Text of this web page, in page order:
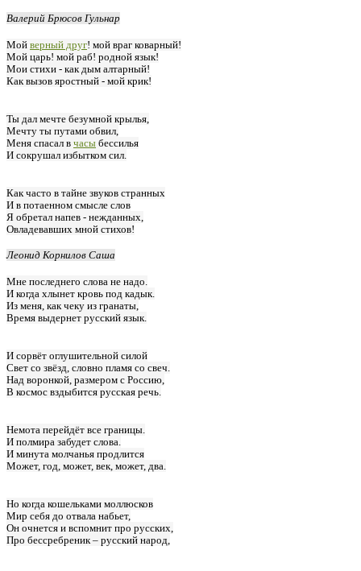
Валерий Брюсов Гульнар
Мой верный друг! мой враг коварный!
Мой царь! мой раб! родной язык!
Мои стихи - как дым алтарный!
Как вызов яростный - мой крик!
Ты дал мечте безумной крылья,
Мечту ты путами обвил,
Меня спасал в часы бессилья
И сокрушал избытком сил.
Как часто в тайне звуков странных
И в потаенном смысле слов
Я обретал напев - нежданных,
Овладевавших мной стихов!
Леонид Корнилов Саша
Мне последнего слова не надо.
И когда хлынет кровь под кадык.
Из меня, как чеку из гранаты,
Время выдернет русский язык.
И сорвёт оглушительной силой
Свет со звёзд, словно пламя со свеч.
Над воронкой, размером с Россию,
В космос вздыбится русская речь.
Немота перейдёт все границы.
И полмира забудет слова.
И минута молчанья продлится
Может, год, может, век, может, два.
Но когда кошельками моллюсков
Мир себя до отвала набьет,
Он очнется и вспомнит про русских,
Про бессребреник – русский народ,